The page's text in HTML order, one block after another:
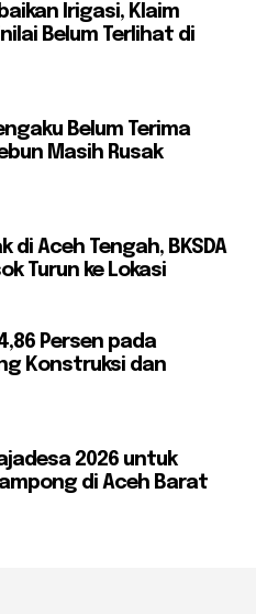
Irigasi, Klaim
Belum Terlihat di
Belum Terima
Masih Rusak
di Aceh Tengah, BKSDA
Turun ke Lokasi
Persen pada
Konstruksi dan
2026 untuk
di Aceh Barat